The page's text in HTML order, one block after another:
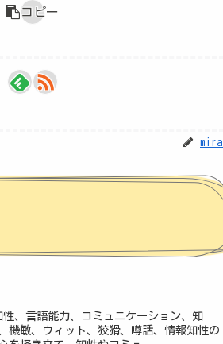
コピー
mira
、言語能力、コミュニケーション、知
機敏、ウィット、狡猾、噂話、情報知性の